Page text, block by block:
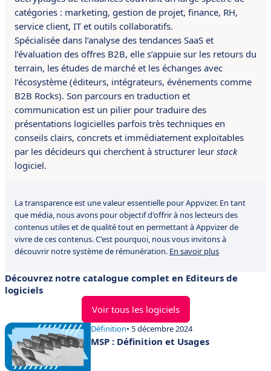
catégories : marketing, gestion de projet, finance, RH,
service client, IT et outils collaboratifs.
Spécialisée dans l’analyse des tendances SaaS et
l’évaluation des offres B2B, elle s’appuie sur les retours du
terrain, les études de marché et les échanges avec
l’écosystème (éditeurs, intégrateurs, événements comme
B2B Rocks). Son parcours en traduction et
communication est un pilier pour traduire des
présentations logicielles parfois très techniques en
conseils clairs, concrets et immédiatement exploitables
par les décideurs qui cherchent à structurer leur stack
logiciel.
La transparence est une valeur essentielle pour Appvizer. En tant
que média, nous avons pour objectif d'offrir à nos lecteurs des
contenus utiles et de qualité tout en permettant à Appvizer de
vivre de ces contenus. C'est pourquoi, nous vous invitons à
découvrir notre système de rémunération. En savoir plus
Découvrez notre catalogue complet en Editeurs de
logiciels
Voir tous les logiciels
Définition• 5 décembre 2024
MSP : Définition et Usages